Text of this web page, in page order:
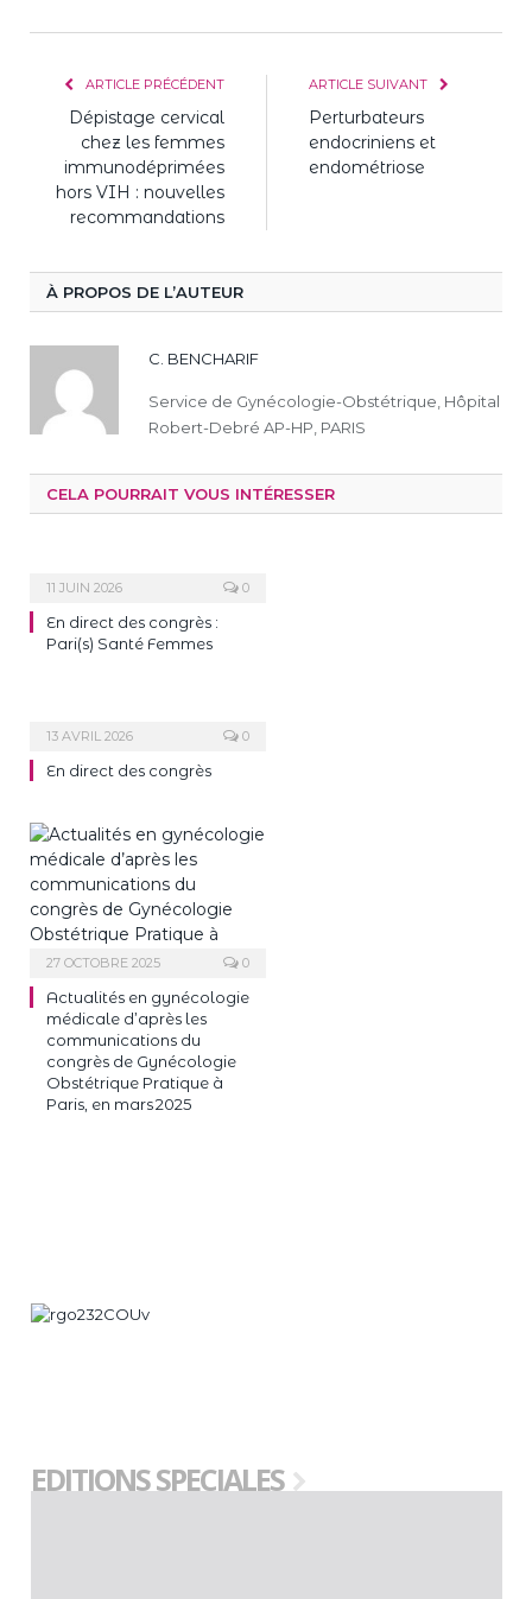
ARTICLE PRÉCÉDENT
Dépistage cervical
chez les femmes
immunodéprimées
hors VIH : nouvelles
recommandations
ARTICLE SUIVANT
Perturbateurs
endocriniens et
endométriose
À PROPOS DE L’AUTEUR
C. BENCHARIF
Service de Gynécologie-Obstétrique, Hôpital
Robert-Debré AP-HP, PARIS
CELA POURRAIT VOUS INTÉRESSER
11 JUIN 2026 0
En direct des congrès :
Pari(s) Santé Femmes
13 AVRIL 2026 0
En direct des congrès
27 OCTOBRE 2025 0
Actualités en gynécologie
médicale d’après les
communications du
congrès de Gynécologie
Obstétrique Pratique à
Paris, en mars 2025
EDITIONS SPECIALES